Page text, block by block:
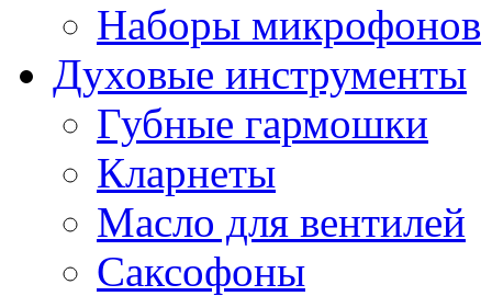
Наборы микрофонов
Духовые инструменты
Губные гармошки
Кларнеты
Масло для вентилей
Саксофоны